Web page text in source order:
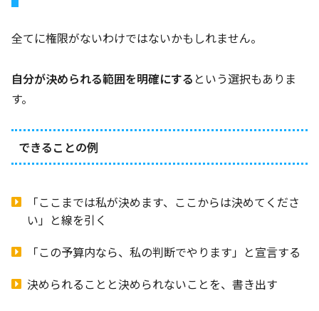
全てに権限がないわけではないかもしれません。
自分が決められる範囲を明確にする という選択もありま
す。
できることの例
「ここまでは私が決めます、ここからは決めてくださ
い」と線を引く
「この予算内なら、私の判断でやります」と宣言する
決められることと決められないことを、書き出す